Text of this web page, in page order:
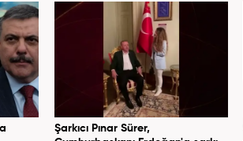
Şarkıcı Pınar Sürer,